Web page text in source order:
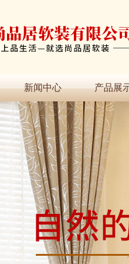
新闻中心 产品展